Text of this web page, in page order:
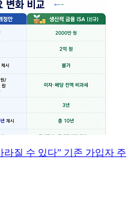
라질 수 있다” 기존 가입자 주